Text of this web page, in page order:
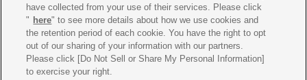
オンラインショップ
企業情報
ご利用規約 推薦環境 プライバシーポリシー Cookie ポリシー
have collected from your use of their services. Please click
" here" to see more details about how we use cookies and
the retention period of each cookie. You have the right to opt
out of our sharing of your information with our partners.
Please click [Do Not Sell or Share My Personal Information]
to exercise your right.